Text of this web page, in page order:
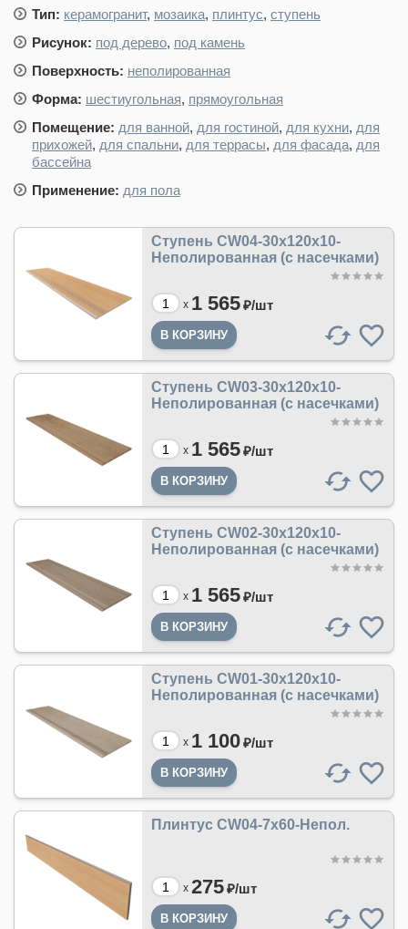
Тип: керамогранит, мозаика, плинтус, ступень
Рисунок: под дерево, под камень
Поверхность: неполированная
Форма: шестиугольная, прямоугольная
Помещение: для ванной, для гостиной, для кухни, для
прихожей, для спальни, для террасы, для фасада, для
бассейна
Применение: для пола
Ступень CW04-30x120x10-
Неполированная (с насечками)
x 1 565₽/шт
Ступень CW03-30x120x10-
Неполированная (с насечками)
x 1 565₽/шт
Ступень CW02-30x120x10-
Неполированная (с насечками)
x 1 565₽/шт
Ступень CW01-30x120x10-
Неполированная (с насечками)
x 1 100₽/шт
Плинтус CW04-7x60-Непол.
x 275₽/шт